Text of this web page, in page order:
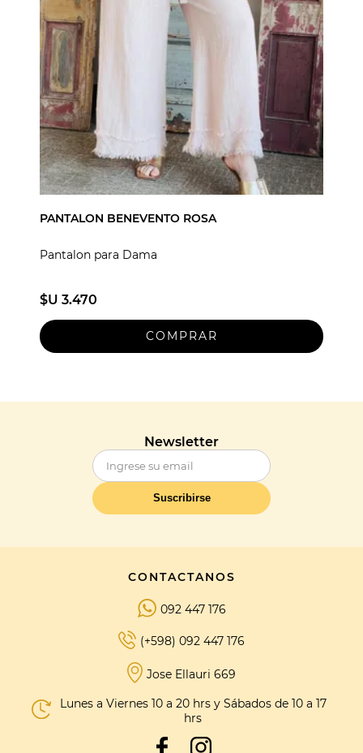
PANTALON BENEVENTO ROSA
Pantalon para Dama
$U 3.470
Newsletter
Suscribirse
CONTACTANOS
092 447 176
(+598) 092 447 176
Jose Ellauri 669
Lunes a Viernes 10 a 20 hrs y Sábados de 10 a 17
hrs